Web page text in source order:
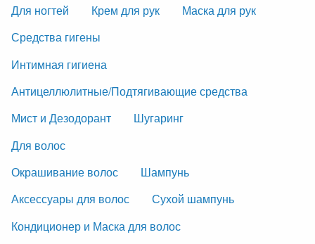
Для ногтей
Крем для рук
Маска для рук
Средства гигены
Интимная гигиена
Антицеллюлитные/Подтягивающие средства
Мист и Дезодорант
Шугаринг
Для волос
Окрашивание волос
Шампунь
Аксессуары для волос
Сухой шампунь
Кондиционер и Маска для волос